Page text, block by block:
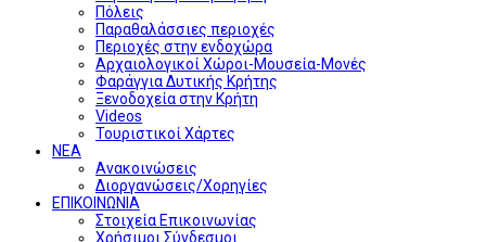
Πόλεις
Παραθαλάσσιες περιοχές
Περιοχές στην ενδοχώρα
Αρχαιολογικοί Χώροι-Μουσεία-Μονές
Φαράγγια Δυτικής Κρήτης
Ξενοδοχεία στην Κρήτη
Videos
Τουριστικοί Χάρτες
ΝΕΑ
Ανακοινώσεις
Διοργανώσεις/Χορηγίες
ΕΠΙΚΟΙΝΩΝΙΑ
Στοιχεία Επικοινωνίας
Χρήσιμοι Σύνδεσμοι